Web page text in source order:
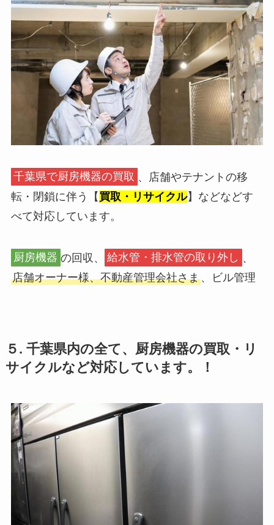
千葉県で厨房機器の買取 、店舗やテナントの移
転・閉鎖に伴う【 買取・リサイクル】などなどす
べて対応しています。
厨房機器 の回収、 給水管・排水管の取り外し 、
店舗オーナー様、不動産管理会社さま、ビル管理
５. 千葉県内の全て、厨房機器の買取・リ
サイクルなど対応しています。！